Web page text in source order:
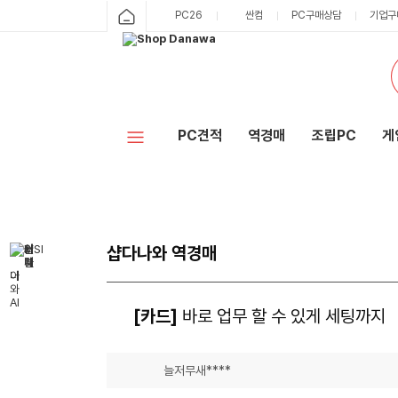
PC26 싼컴 PC구매상담 기업
PC견적 역경매 조립PC 게
샵다나와 역경매
[카드] 바로 업무 할 수 있게 세팅까지
늘저무새****